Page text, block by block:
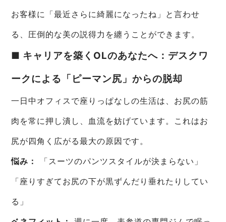
お客様に「最近さらに綺麗になったね」と言わせ
る、圧倒的な美の説得力を纏うことができます。
■ キャリアを築くOLのあなたへ：デスクワ
ークによる「ピーマン尻」からの脱却
一日中オフィスで座りっぱなしの生活は、お尻の筋
肉を常に押し潰し、血流を妨げています。これはお
尻が四角く広がる最大の原因です。
悩み：
「スーツのパンツスタイルが決まらない」
「座りすぎてお尻の下が黒ずんだり垂れたりしてい
る」